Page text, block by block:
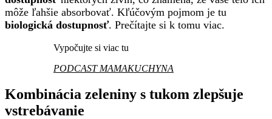
môže ľahšie absorbovať. Kľúčovým pojmom je tu
biologická dostupnosť. Prečítajte si k tomu viac.
Vypočujte si viac tu
PODCAST MAMAKUCHYNA
Kombinácia zeleniny s tukom zlepšuje
vstrebávanie